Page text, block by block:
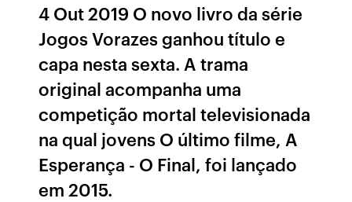
4 Out 2019 O novo livro da série
Jogos Vorazes ganhou título e
capa nesta sexta. A trama
original acompanha uma
competição mortal televisionada
na qual jovens O último filme, A
Esperança - O Final, foi lançado
em 2015.